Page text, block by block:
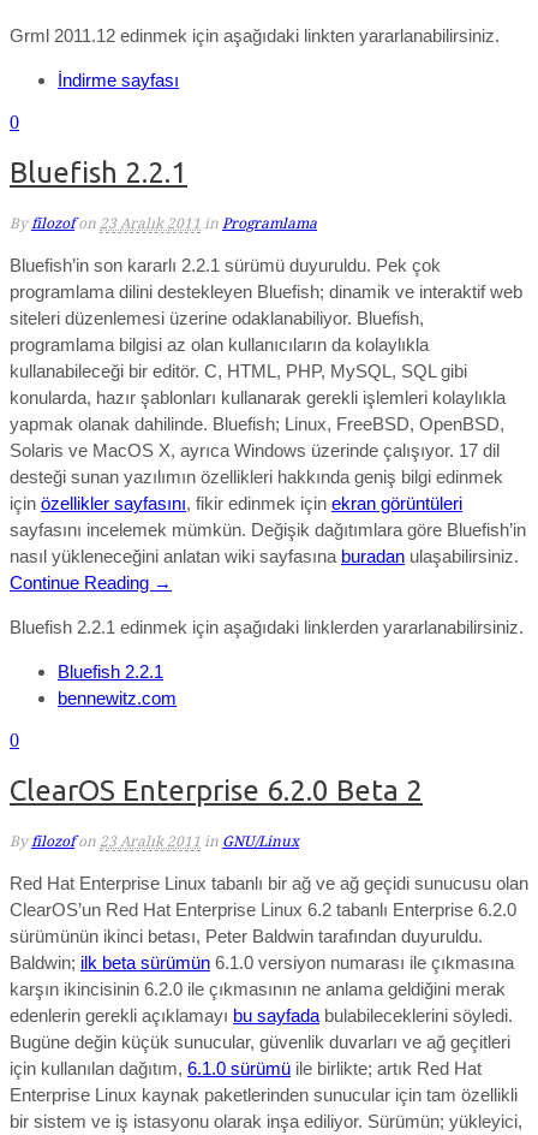
Grml 2011.12 edinmek için aşağıdaki linkten yararlanabilirsiniz.
İndirme sayfası
0
Bluefish 2.2.1
By filozof on 23 Aralık 2011 in Programlama
Bluefish’in son kararlı 2.2.1 sürümü duyuruldu. Pek çok
programlama dilini destekleyen Bluefish; dinamik ve interaktif web
siteleri düzenlemesi üzerine odaklanabiliyor. Bluefish,
programlama bilgisi az olan kullanıcıların da kolaylıkla
kullanabileceği bir editör. C, HTML, PHP, MySQL, SQL gibi
konularda, hazır şablonları kullanarak gerekli işlemleri kolaylıkla
yapmak olanak dahilinde. Bluefish; Linux, FreeBSD, OpenBSD,
Solaris ve MacOS X, ayrıca Windows üzerinde çalışıyor. 17 dil
desteği sunan yazılımın özellikleri hakkında geniş bilgi edinmek
için özellikler sayfasını, fikir edinmek için ekran görüntüleri
sayfasını incelemek mümkün. Değişik dağıtımlara göre Bluefish’in
nasıl yükleneceğini anlatan wiki sayfasına buradan ulaşabilirsiniz.
Continue Reading →
Bluefish 2.2.1 edinmek için aşağıdaki linklerden yararlanabilirsiniz.
Bluefish 2.2.1
bennewitz.com
0
ClearOS Enterprise 6.2.0 Beta 2
By filozof on 23 Aralık 2011 in GNU/Linux
Red Hat Enterprise Linux tabanlı bir ağ ve ağ geçidi sunucusu olan
ClearOS’un Red Hat Enterprise Linux 6.2 tabanlı Enterprise 6.2.0
sürümünün ikinci betası, Peter Baldwin tarafından duyuruldu.
Baldwin; ilk beta sürümün 6.1.0 versiyon numarası ile çıkmasına
karşın ikincisinin 6.2.0 ile çıkmasının ne anlama geldiğini merak
edenlerin gerekli açıklamayı bu sayfada bulabileceklerini söyledi.
Bugüne değin küçük sunucular, güvenlik duvarları ve ağ geçitleri
için kullanılan dağıtım, 6.1.0 sürümü ile birlikte; artık Red Hat
Enterprise Linux kaynak paketlerinden sunucular için tam özellikli
bir sistem ve iş istasyonu olarak inşa ediliyor. Sürümün; yükleyici,